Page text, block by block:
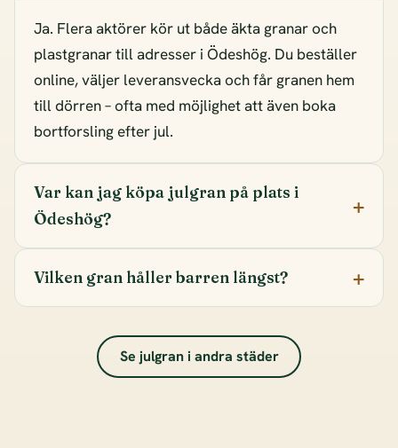
Ja. Flera aktörer kör ut både äkta granar och
plastgranar till adresser i Ödeshög. Du beställer
online, väljer leveransvecka och får granen hem
till dörren – ofta med möjlighet att även boka
bortforsling efter jul.
Var kan jag köpa julgran på plats i
Ödeshög?
Vilken gran håller barren längst?
Se julgran i andra städer